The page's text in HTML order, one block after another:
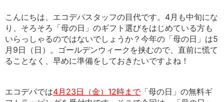
こんにちは、エコデパスタッフの目代です。4月も中旬にな
り、そろそろ「母の日」のギフト選びをはじめている方も
いらっしゃるのではないでしょうか？ 今年の「母の日」は5
月9日（日）。ゴールデンウィークを挟むので、直前に慌て
ることなく、早めに準備をしておきたいですよね！
エコデパでは4月23日（金）12時まで「母の日」の無料ギ